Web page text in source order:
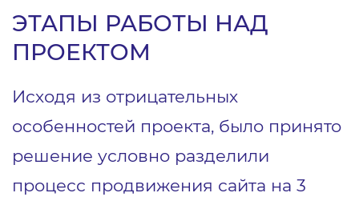
ЭТАПЫ РАБОТЫ НАД
ПРОЕКТОМ
Исходя из отрицательных
особенностей проекта, было принято
решение условно разделили
процесс продвижения сайта на 3